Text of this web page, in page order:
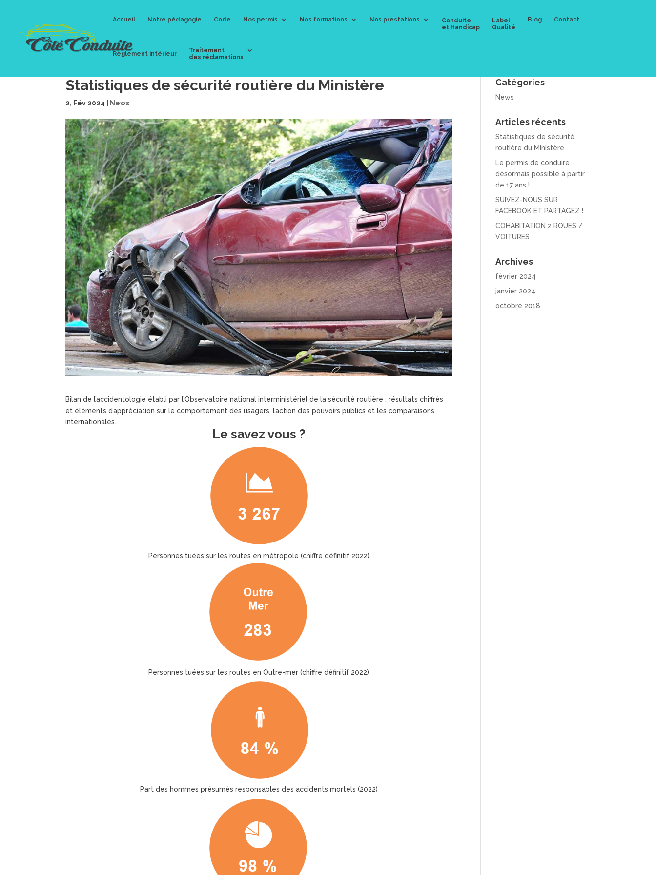
Accueil Notre pédagogie Code Nos permis Nos formations Nos prestations
Conduite
et Handicap
Label
Qualité
Blog Contact
Règlement intérieur
Traitement
des réclamations
Statistiques de sécurité routière du Ministère
2, Fév 2024 News
Bilan de l’accidentologie établi par l’Observatoire national interministériel de la sécurité routière : résultats chiffrés
et éléments d’appréciation sur le comportement des usagers, l’action des pouvoirs publics et les comparaisons
internationales.
Le savez vous ?
Personnes tuées sur les routes en métropole (chiffre définitif 2022)
Personnes tuées sur les routes en Outre-mer (chiffre définitif 2022)
Part des hommes présumés responsables des accidents mortels (2022)
Catégories
News
Articles récents
Statistiques de sécurité
routière du Ministère
Le permis de conduire
désormais possible à partir
de 17 ans !
SUIVEZ-NOUS SUR
FACEBOOK ET PARTAGEZ !
COHABITATION 2 ROUES /
VOITURES
Archives
février 2024
janvier 2024
octobre 2018